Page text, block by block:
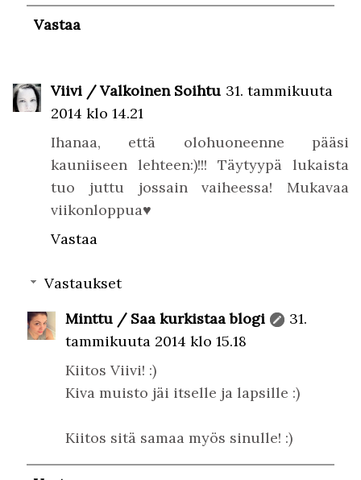
Vastaa
Viivi / Valkoinen Soihtu 31. tammikuuta
2014 klo 14.21
Ihanaa, että olohuoneenne pääsi
kauniiseen lehteen:)!!! Täytyypä lukaista
tuo juttu jossain vaiheessa! Mukavaa
viikonloppua♥
Vastaa
Vastaukset
Minttu / Saa kurkistaa blogi
31.
tammikuuta 2014 klo 15.18
Kiitos Viivi! :)
Kiva muisto jäi itselle ja lapsille :)
Kiitos sitä samaa myös sinulle! :)